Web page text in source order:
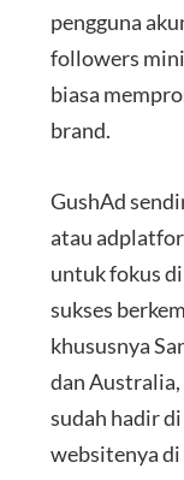
pengguna
followers
biasa
brand.
GushAd
atau
untuk fokus
sukses
khususnya
dan
sudah hadir
websitenya di